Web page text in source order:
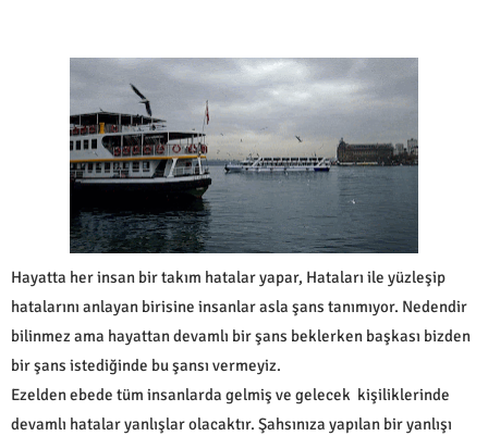
Hayatta her insan bir takım hatalar yapar, Hataları ile yüzleşip
hatalarını anlayan birisine insanlar asla şans tanımıyor. Nedendir
bilinmez ama hayattan devamlı bir şans beklerken başkası bizden
bir şans istediğinde bu şansı vermeyiz.
Ezelden ebede tüm insanlarda gelmiş ve gelecek kişiliklerinde
devamlı hatalar yanlışlar olacaktır. Şahsınıza yapılan bir yanlışı